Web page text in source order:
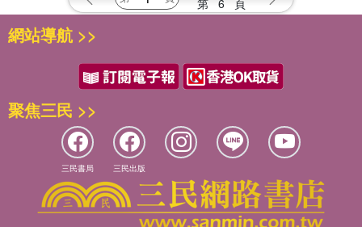
第 6 頁
網站導航 >>
聚焦三民 >>
三民書局 三民出版